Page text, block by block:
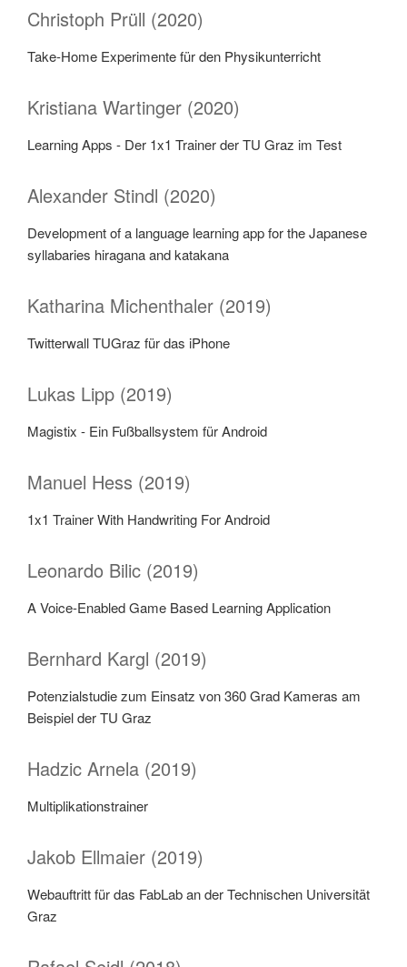
Christoph Prüll (2020)
Take-Home Experimente für den Physikunterricht
Kristiana Wartinger (2020)
Learning Apps - Der 1x1 Trainer der TU Graz im Test
Alexander Stindl (2020)
Development of a language learning app for the Japanese
syllabaries hiragana and katakana
Katharina Michenthaler (2019)
Twitterwall TUGraz für das iPhone
Lukas Lipp (2019)
Magistix - Ein Fußballsystem für Android
Manuel Hess (2019)
1x1 Trainer With Handwriting For Android
Leonardo Bilic (2019)
A Voice-Enabled Game Based Learning Application
Bernhard Kargl (2019)
Potenzialstudie zum Einsatz von 360 Grad Kameras am
Beispiel der TU Graz
Hadzic Arnela (2019)
Multiplikationstrainer
Jakob Ellmaier (2019)
Webauftritt für das FabLab an der Technischen Universität
Graz